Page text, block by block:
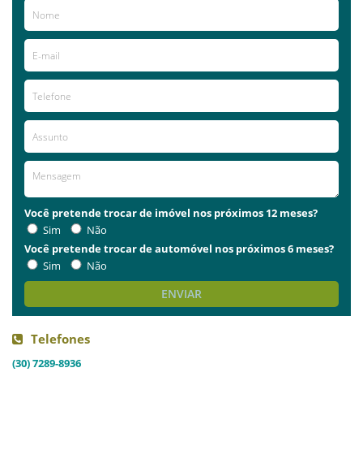
Você pretende trocar de imóvel nos próximos 12 meses?
Sim
Não
Você pretende trocar de automóvel nos próximos 6 meses?
Sim
Não
ENVIAR
Telefones
(30) 7289-8936